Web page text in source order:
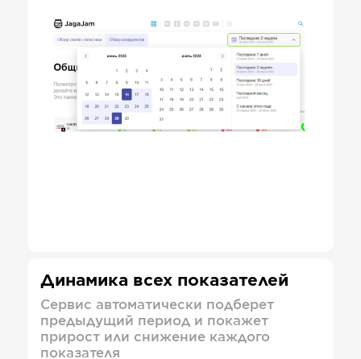
Динамика всех показателей
Сервис автоматически подберет
предыдущий период и покажет
прирост или снижение каждого
показателя